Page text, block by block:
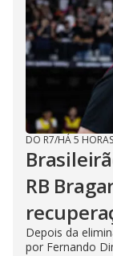
DO R7/HÁ 5 HORAS
RB
Depois da
por Fernando